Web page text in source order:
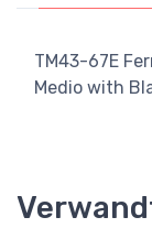
TM43-67E
Medio with